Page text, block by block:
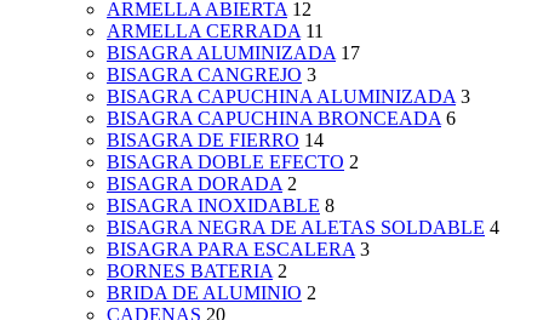
ARMELLA ABIERTA 12
ARMELLA CERRADA 11
BISAGRA ALUMINIZADA 17
BISAGRA CANGREJO 3
BISAGRA CAPUCHINA ALUMINIZADA 3
BISAGRA CAPUCHINA BRONCEADA 6
BISAGRA DE FIERRO 14
BISAGRA DOBLE EFECTO 2
BISAGRA DORADA 2
BISAGRA INOXIDABLE 8
BISAGRA NEGRA DE ALETAS SOLDABLE 4
BISAGRA PARA ESCALERA 3
BORNES BATERIA 2
BRIDA DE ALUMINIO 2
CADENAS 20